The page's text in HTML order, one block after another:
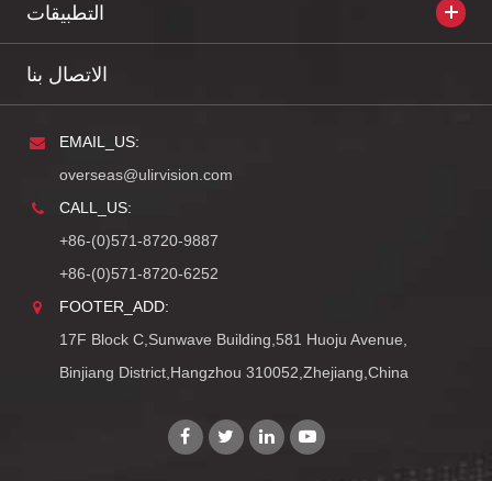
التطبيقات
الاتصال بنا
EMAIL_US:
overseas@ulirvision.com
CALL_US:
+86-(0)571-8720-9887
+86-(0)571-8720-6252
FOOTER_ADD:
17F Block C,Sunwave Building,581 Huoju Avenue,
Binjiang District,Hangzhou 310052,Zhejiang,China